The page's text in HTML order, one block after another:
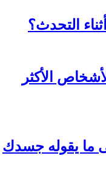
التحدث؟
الأكثر
ما يقوله جسدك